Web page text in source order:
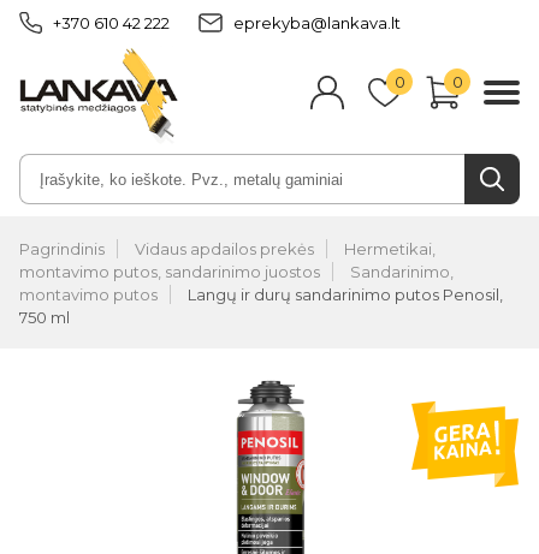
+370 610 42 222 eprekyba@lankava.lt
0 0
Pagrindinis Vidaus apdailos prekės
Hermetikai,
montavimo putos, sandarinimo juostos
Sandarinimo,
montavimo putos
Langų ir durų sandarinimo putos Penosil,
750 ml